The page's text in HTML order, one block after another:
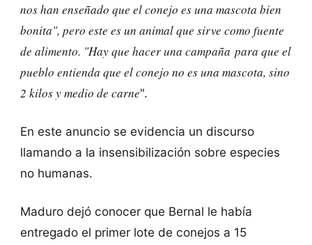
nos han enseñado que el conejo es una mascota bien
bonita", pero este es un animal que sirve como fuente
de alimento. "Hay que hacer una campaña para que el
pueblo entienda que el conejo no es una mascota, sino
2 kilos y medio de carne".
En este anuncio se evidencia un discurso
llamando a la insensibilización sobre especies
no humanas.
Maduro dejó conocer que Bernal le había
entregado el primer lote de conejos a 15